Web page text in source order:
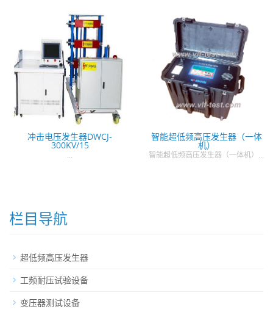
冲击电压发生器DWCJ-
300KV/15
...
智能超低频高压发生器（一体
机）
智能超低频高压发生器（一体机）...
栏目导航
超低频高压发生器
工频耐压试验设备
变压器测试设备